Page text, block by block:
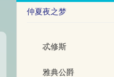
仲夏夜之梦
忒修斯
雅典公爵